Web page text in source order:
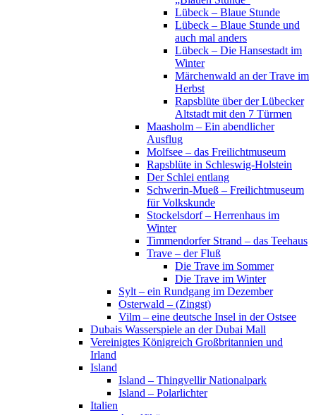
Lübeck – Blaue Stunde
Lübeck – Blaue Stunde und
auch mal anders
Lübeck – Die Hansestadt im
Winter
Märchenwald an der Trave im
Herbst
Rapsblüte über der Lübecker
Altstadt mit den 7 Türmen
Maasholm – Ein abendlicher
Ausflug
Molfsee – das Freilichtmuseum
Rapsblüte in Schleswig-Holstein
Der Schlei entlang
Schwerin-Mueß – Freilichtmuseum
für Volkskunde
Stockelsdorf – Herrenhaus im
Winter
Timmendorfer Strand – das Teehaus
Trave – der Fluß
Die Trave im Sommer
Die Trave im Winter
Sylt – ein Rundgang im Dezember
Osterwald – (Zingst)
Vilm – eine deutsche Insel in der Ostsee
Dubais Wasserspiele an der Dubai Mall
Vereinigtes Königreich Großbritannien und
Irland
Island
Island – Thingvellir Nationalpark
Island – Polarlichter
Italien